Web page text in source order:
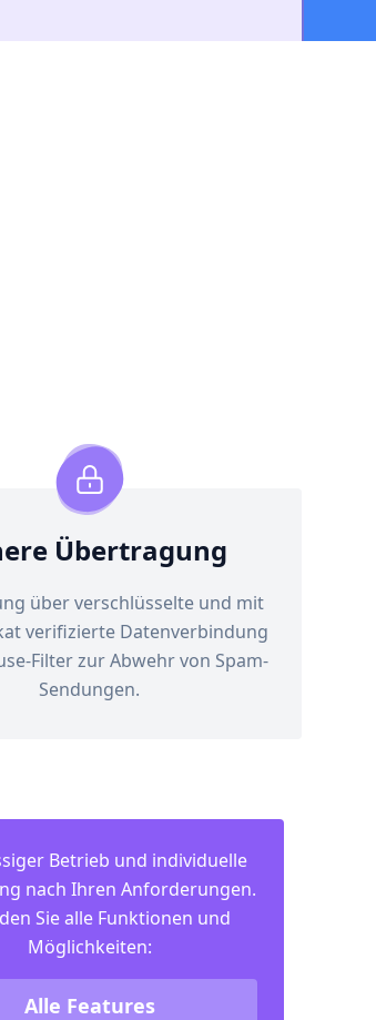
Übertragung
über verschlüsselte und mit
verifizierte Datenverbindung
Filter zur Abwehr von Spam-
Sendungen.
Betrieb und individuelle
nach Ihren Anforderungen.
Sie alle Funktionen und
Möglichkeiten:
Alle Features